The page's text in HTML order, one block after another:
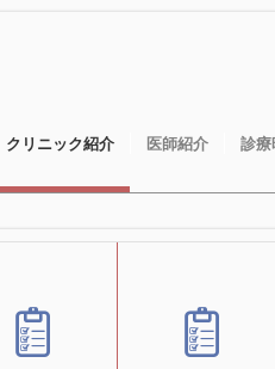
クリニック紹介 医師紹介 診
西新橋ク
西新橋ク
リニック